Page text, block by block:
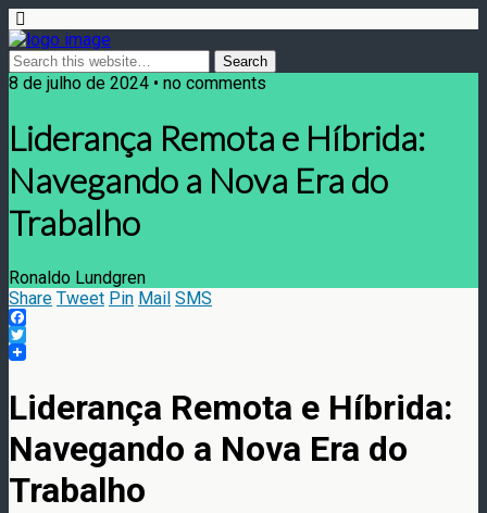
8 de julho de 2024 • no comments
Liderança Remota e Híbrida:
Navegando a Nova Era do
Trabalho
Ronaldo Lundgren
Share Tweet Pin Mail SMS
Facebook
Twitter
Liderança Remota e Híbrida:
Navegando a Nova Era do
Trabalho